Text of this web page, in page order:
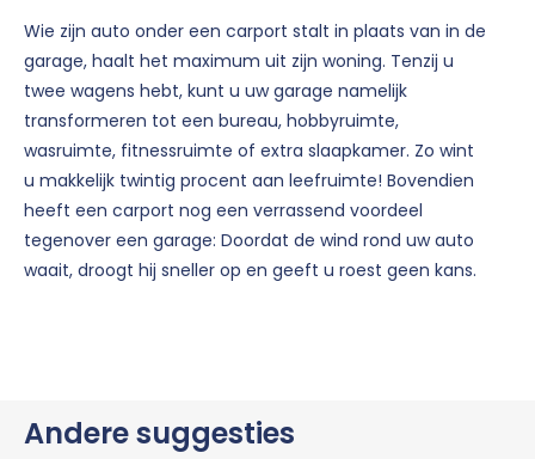
Wie zijn auto onder een carport stalt in plaats van in de
garage, haalt het maximum uit zijn woning. Tenzij u
twee wagens hebt, kunt u uw garage namelijk
transformeren tot een bureau, hobbyruimte,
wasruimte, fitnessruimte of extra slaapkamer. Zo wint
u makkelijk twintig procent aan leefruimte! Bovendien
heeft een carport nog een verrassend voordeel
tegenover een garage: Doordat de wind rond uw auto
waait, droogt hij sneller op en geeft u roest geen kans.
Andere suggesties